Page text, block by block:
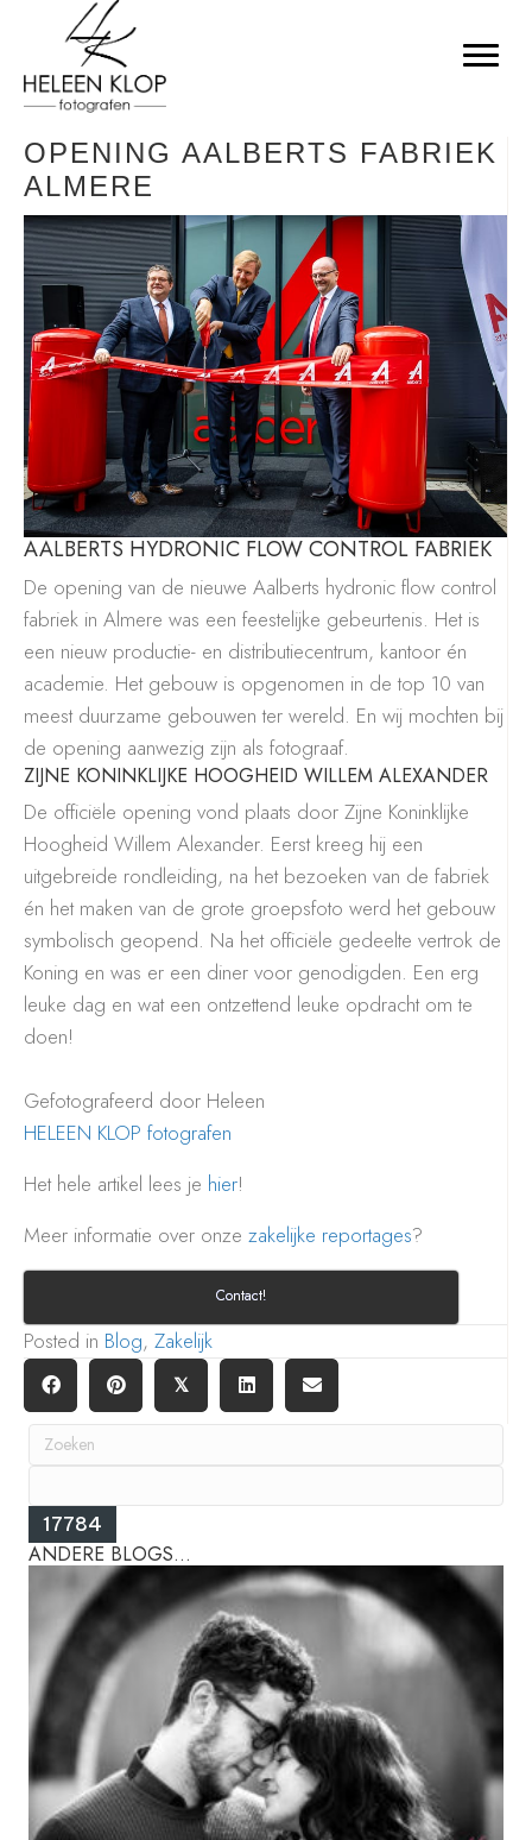
OPENING AALBERTS FABRIEK
ALMERE
AALBERTS HYDRONIC FLOW CONTROL FABRIEK
De opening van de nieuwe Aalberts hydronic flow control
fabriek in Almere was een feestelijke gebeurtenis. Het is
een nieuw productie- en distributiecentrum, kantoor én
academie. Het gebouw is opgenomen in de top 10 van
meest duurzame gebouwen ter wereld. En wij mochten bij
de opening aanwezig zijn als fotograaf.
ZIJNE KONINKLIJKE HOOGHEID WILLEM ALEXANDER
De officiële opening vond plaats door Zijne Koninklijke
Hoogheid Willem Alexander. Eerst kreeg hij een
uitgebreide rondleiding, na het bezoeken van de fabriek
én het maken van de grote groepsfoto werd het gebouw
symbolisch geopend. Na het officiële gedeelte vertrok de
Koning en was er een diner voor genodigden. Een erg
leuke dag en wat een ontzettend leuke opdracht om te
doen!
Gefotografeerd door Heleen
HELEEN KLOP fotografen
Het hele artikel lees je hier!
Meer informatie over onze zakelijke reportages?
Contact!
Posted in Blog, Zakelijk
𝕏
ANDERE BLOGS...